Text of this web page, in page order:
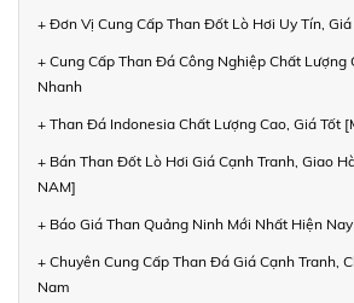
+ Đơn Vị Cung Cấp Than Đốt Lò Hơi Uy Tín,
+ Cung Cấp Than Đá Công Nghiệp Chất Lượng
Nhanh
+ Than Đá Indonesia Chất Lượng Cao, Giá Tốt
+ Bán Than Đốt Lò Hơi Giá Cạnh Tranh, Giao
NAM]
+ Báo Giá Than Quảng Ninh Mới Nhất Hiện Nay
+ Chuyên Cung Cấp Than Đá Giá Cạnh Tranh,
Nam